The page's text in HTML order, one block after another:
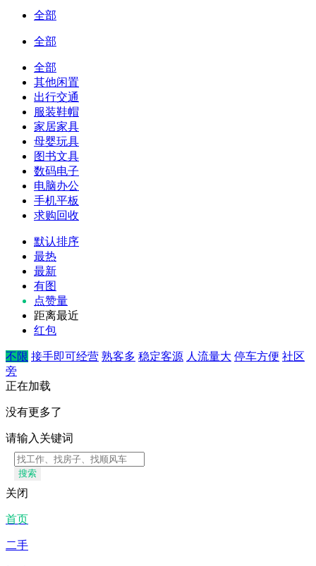
全部
全部
全部
其他闲置
出行交通
服装鞋帽
家居家具
母婴玩具
图书文具
数码电子
电脑办公
手机平板
求购回收
默认排序
最热
最新
有图
点赞量
距离最近
红包
不限 接手即可经营 熟客多 稳定客源 人流量大 停车方便 社区
旁
正在加载
没有更多了
请输入关键词
搜索
关闭
首页
二手